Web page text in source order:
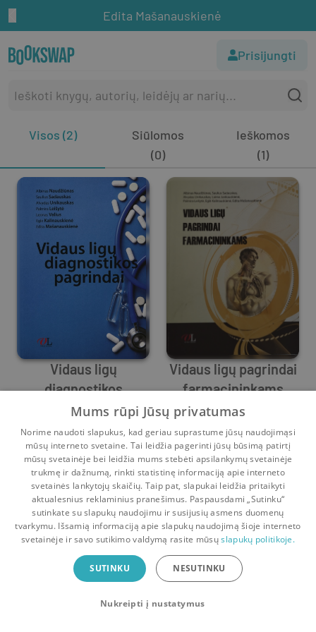
Edita Mašanauskienė
Prisijungti
Visos (2)
Siūlomos
(0)
Ieškomos
(1)
Vidaus ligų
diagnostikos
pagrindai
Saulius Sadauskas, Edita Mašanauskienė ,Albinas
0 4
Vidaus ligų pagrindai
farmacininkams
Saulius Sadauskas
0 0
Pradinis Krepšelis Pokalbiai Pranešimai Paskyra
Bookswap programėlė
Mainykis knygomis dar patogiau!
Uždaryti
Mums rūpi Jūsų privatumas
Norime naudoti slapukus, kad geriau suprastume jūsų naudojimąsi
mūsų interneto svetaine. Tai leidžia pagerinti jūsų būsimą patirtį
mūsų svetainėje bei leidžia mums stebėti apsilankymų svetainėje
trukmę ir dažnumą, rinkti statistinę informaciją apie interneto
svetainės lankytojų skaičių. Taip pat, slapukai leidžia pritaikyti
aktualesnius reklaminius pranešimus. Paspausdami „Sutinku“
sutinkate su slapukų naudojimu ir susijusių asmens duomenų
tvarkymu. Išsamią informaciją apie slapukų naudojimą šioje interneto
svetainėje ir savo sutikimo valdymą rasite mūsųslapukų politikoje.
SUTINKU NESUTINKU
Nukreipti į nustatymus